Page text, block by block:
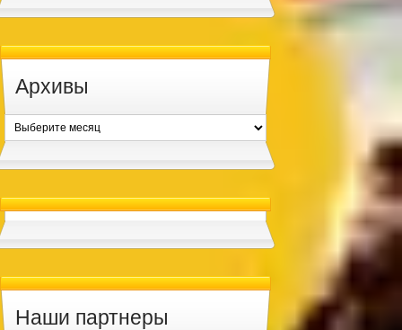
Архивы
Архивы
Наши партнеры